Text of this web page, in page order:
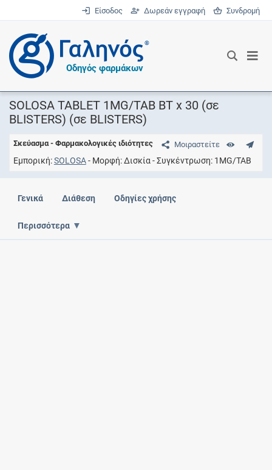
Είσοδος Δωρεάν εγγραφή Συνδρομή
®
Οδηγός φαρμάκων
SOLOSA TABLET 1MG/TAB BT x 30 (σε
BLISTERS) (σε BLISTERS)
Μοιραστείτε
Σκεύασμα - Φαρμακολογικές ιδιότητες
Εμπορική SOLOSA Μορφή Δισκία Συγκέντρωση 1MG/TAB
Γενικά Διάθεση Οδηγίες χρήσης
Περισσότερα